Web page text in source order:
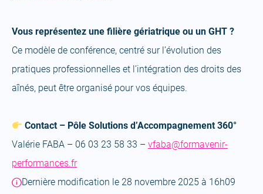
Vous représentez une filière gériatrique ou un GHT ?
Ce modèle de conférence, centré sur l’évolution des
pratiques professionnelles et l’intégration des droits des
aînés, peut être organisé pour vos équipes.
Contact – Pôle Solutions d’Accompagnement 360°
Valérie FABA – 06 03 23 58 33 – vfaba@formavenir-
performances.fr
Dernière modification le 28 novembre 2025 à 16h09